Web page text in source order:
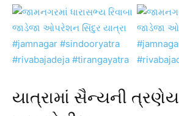
યાત્રામાં સૈન્યની ત્રણેય